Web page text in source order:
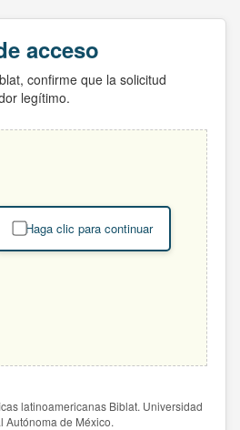
acceso
confirme que la solicitud
legítimo.
Haga clic para continuar
latinoamericanas Biblat. Universidad
Autónoma de México.